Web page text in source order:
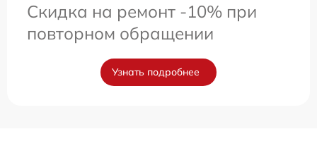
Скидка на ремонт -10% при
повторном обращении
Узнать подробнее